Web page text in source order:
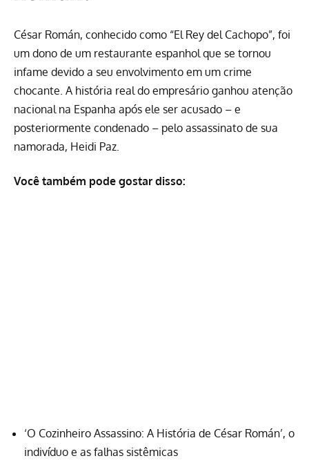
César Román, conhecido como “El Rey del Cachopo”, foi
um dono de um restaurante espanhol que se tornou
infame devido a seu envolvimento em um crime
chocante. A história real do empresário ganhou atenção
nacional na Espanha após ele ser acusado – e
posteriormente condenado – pelo assassinato de sua
namorada, Heidi Paz.
Você também pode gostar disso:
‘O Cozinheiro Assassino: A História de César Román’, o
indivíduo e as falhas sistêmicas